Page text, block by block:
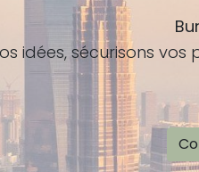
idées, sécurisons